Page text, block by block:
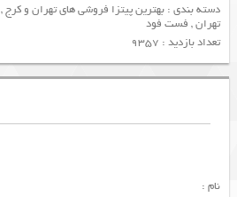
دسته بندی : بهترین پیتزا فروشی های تهران و کرج,
تهران, فست فود
تعداد بازدید : 9357
نام :